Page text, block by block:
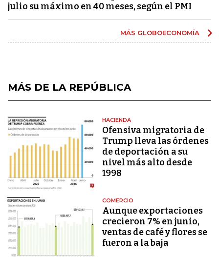
julio su máximo en 40 meses, según el PMI
MÁS GLOBOECONOMÍA
MÁS DE LA REPÚBLICA
HACIENDA
Ofensiva migratoria de
Trump lleva las órdenes
de deportación a su
nivel más alto desde
1998
COMERCIO
Aunque exportaciones
crecieron 7% en junio,
ventas de café y flores se
fueron a la baja